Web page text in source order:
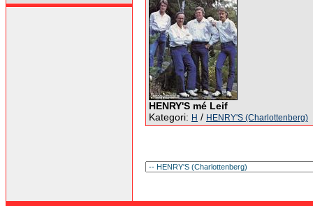
HENRY'S mé Leif
Kategori: H / HENRY'S (Charlottenberg)